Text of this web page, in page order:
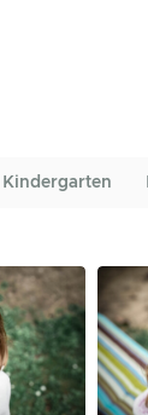
Kindergarten